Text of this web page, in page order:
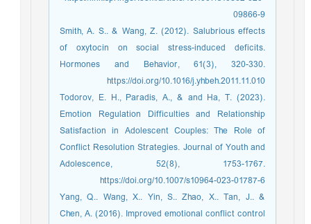
09866-9
Smith, A. S.. & Wang, Z. (2012). Salubrious effects
of oxytocin on social stress-induced deficits.
Hormones and Behavior, 61(3), 320-330.
https://doi.org/10.1016/j.yhbeh.2011.11.010
Todorov, E. H., Paradis, A., & and Ha, T. (2023).
Emotion Regulation Difficulties and Relationship
Satisfaction in Adolescent Couples: The Role of
Conflict Resolution Strategies. Journal of Youth and
Adolescence, 52(8), 1753-1767.
https://doi.org/10.1007/s10964-023-01787-6
Yang, Q.. Wang, X.. Yin, S.. Zhao, X.. Tan, J.. &
Chen, A. (2016). Improved emotional conflict control